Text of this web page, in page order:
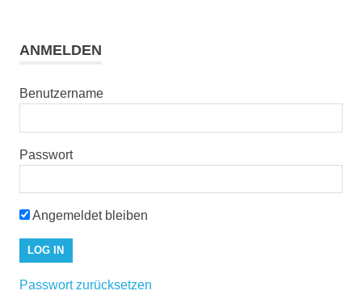
ANMELDEN
Benutzername
Passwort
Angemeldet bleiben
Passwort zurücksetzen